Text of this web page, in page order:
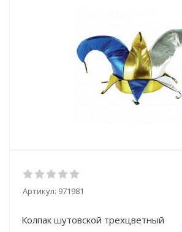
Артикул: 971981
Колпак шутовской трехцветный